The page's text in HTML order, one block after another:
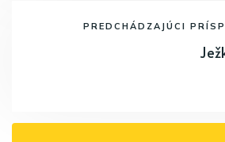
PREDCHÁDZAJÚCI